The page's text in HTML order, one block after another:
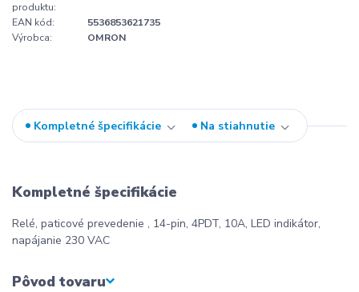
produktu:
EAN kód:
5536853621735
Výrobca:
OMRON
Kompletné špecifikácie Na stiahnutie
Kompletné špecifikácie
Relé, paticové prevedenie , 14-pin, 4PDT, 10A, LED indikátor,
napájanie 230 VAC
Pôvod tovaru